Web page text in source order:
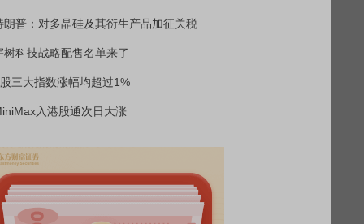
朗普：对多晶硅及其衍生产品加征关税
树科技战略配售名单来了
三大指数涨幅均超过1%
入港股通次日大涨